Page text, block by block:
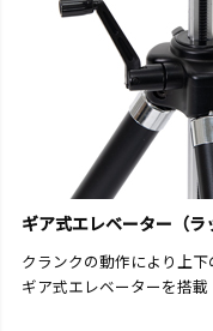
ギア式エレベーター（ラ
クランクの動作により上
ギア式エレベーターを搭載